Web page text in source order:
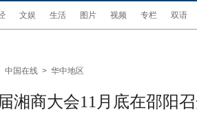
文娱 生活 图片 视频 专栏 双语
中国在线 > 华中地区
湘商大会11月底在邵阳